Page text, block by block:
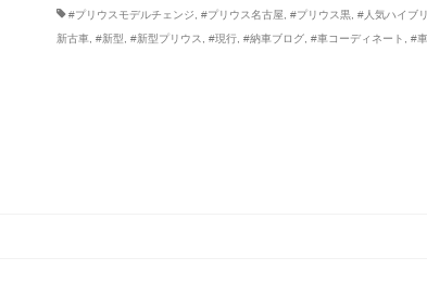
#プリウスモデルチェンジ ,#プリウス名古屋 ,#プリウス黒 ,#人気ハイブ
新古車
,#新型 ,#新型プリウス ,#現行 ,#納車ブログ ,#車コーディネート ,#